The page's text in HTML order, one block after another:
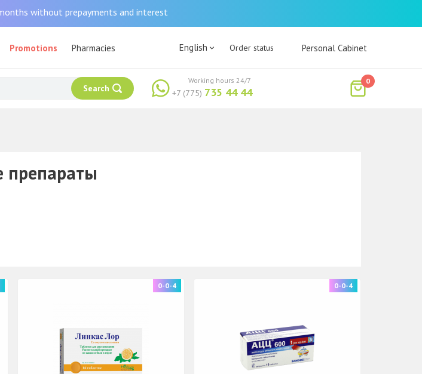
without prepayments and interest
Promotions Pharmacies English Order status Personal Cabinet
Search +7 (775) 735 44 44
Working hours 24/7 0
препараты
0-0-4 0-0-4